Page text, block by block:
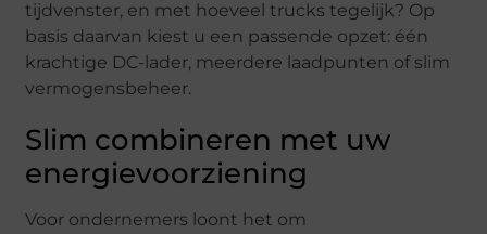
tijdvenster, en met hoeveel trucks tegelijk? Op
basis daarvan kiest u een passende opzet: één
krachtige DC-lader, meerdere laadpunten of slim
vermogensbeheer.
Slim combineren met uw
energievoorziening
Voor ondernemers loont het om